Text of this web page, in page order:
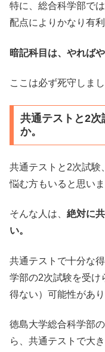
特に、総合科学部で
配点によりかなり有
暗記科目は、やれば
ここは必ず死守しまし
共通テストと2次
か。
共通テストと2次試験
悩む方もいると思いま
そんな人は、 絶対に
い。
共通テストで十分な
学部の2次試験を受け
得ない）可能性があり
徳島大学総合科学部の
ら、共通テストで大